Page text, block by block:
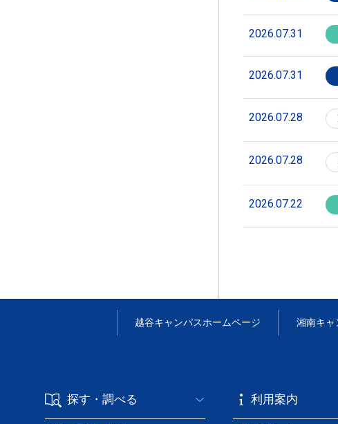
2026.07.31
2026.07.31
2026.07.28
2026.07.28
2026.07.22
探す・調べる 利用案内
越谷キャンパスホームページ 湘南キャ